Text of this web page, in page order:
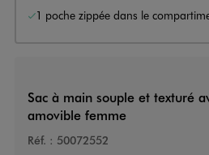
1 poche zippée dans le
Sac à main souple et texturé
amovible femme
Réf. : 50072552